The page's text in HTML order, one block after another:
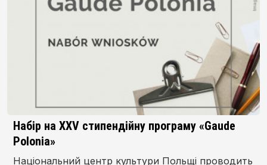
Завершується набір на програму «Андерс
NAWA» на бакалаврські та єдині магістерські
програми